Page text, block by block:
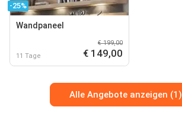
-25%
Wandpaneel
11 Tage
€ 199,00
€ 149,00
Alle Angebote anzeigen (1)